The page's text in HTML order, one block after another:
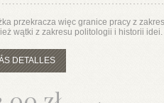
przekracza więc granice pracy z
wątki z zakresu politologii i historii idei.
DETALLES